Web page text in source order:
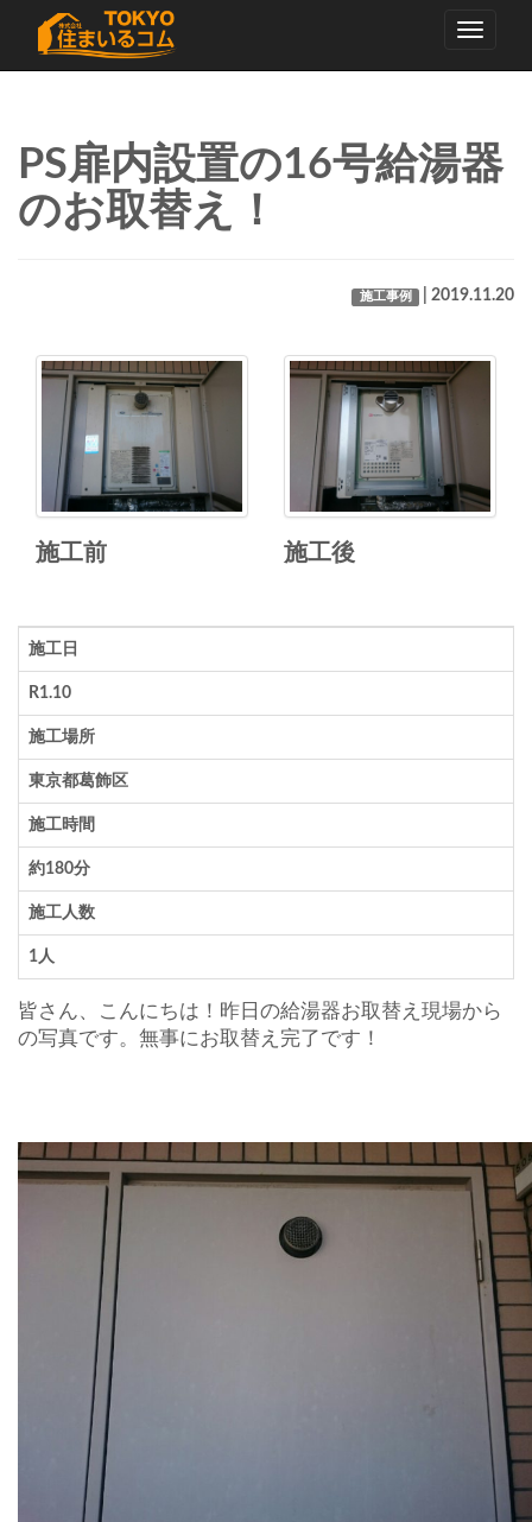
Toggle
PS扉内設置の16号給湯器
のお取替え！
施工事例 | 2019.11.20
施工前 施工後
施工日
R1.10
施工場所
東京都葛飾区
施工時間
約180分
施工人数
1人
皆さん、こんにちは！昨日の給湯器お取替え現場から
の写真です。無事にお取替え完了です！